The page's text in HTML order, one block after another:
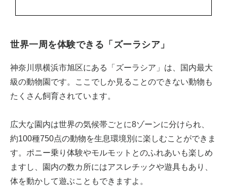
世界一周を体験できる「ズーラシア」
神奈川県横浜市旭区にある「ズーラシア」は、国内最大
級の動物園です。ここでしか見ることのできない動物も
たくさん飼育されています。
広大な園内は世界の気候帯ごとに8ゾーンに分けられ、
約100種750点の動物を生息環境別に楽しむことができま
す。ポニー乗り体験やモルモットとのふれあいも楽しめ
ますし、園内の数カ所にはアスレチックや遊具もあり、
体を動かして遊ぶこともできますよ。